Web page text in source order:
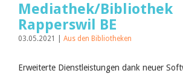
Mediathek/Bibliothek
Rapperswil BE
03.05.2021 | Aus den Bibliotheken
Erweiterte Dienstleistungen dank neuer